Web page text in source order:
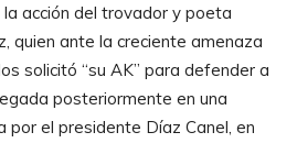
la acción del trovador y poeta
quien ante la creciente amenaza
solicitó “su AK” para defender a
posteriormente en una
por el presidente Díaz Canel, en